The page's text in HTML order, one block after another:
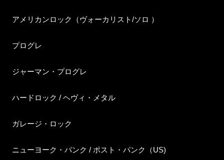
アメリカンロック（ヴォーカリスト/ソロ ）
プログレ
ジャーマン・プログレ
ハードロック / ヘヴィ・メタル
ガレージ・ロック
ニューヨーク・パンク / ポスト・パンク（US)